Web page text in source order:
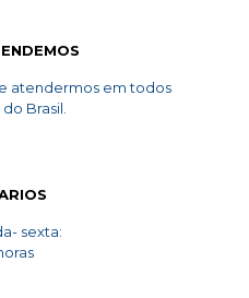
atendermos em todos
Brasil.
sexta: